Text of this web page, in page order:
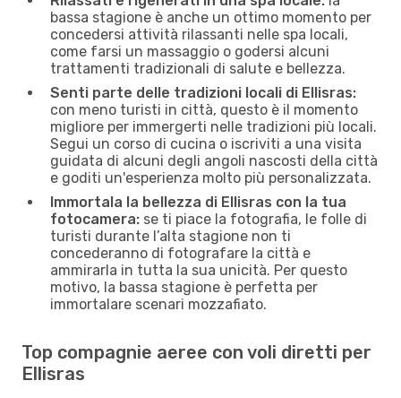
bassa stagione è anche un ottimo momento per
concedersi attività rilassanti nelle spa locali,
come farsi un massaggio o godersi alcuni
trattamenti tradizionali di salute e bellezza.
Senti parte delle tradizioni locali di Ellisras:
con meno turisti in città, questo è il momento
migliore per immergerti nelle tradizioni più locali.
Segui un corso di cucina o iscriviti a una visita
guidata di alcuni degli angoli nascosti della città
e goditi un'esperienza molto più personalizzata.
Immortala la bellezza di Ellisras con la tua
fotocamera: se ti piace la fotografia, le folle di
turisti durante l’alta stagione non ti
concederanno di fotografare la città e
ammirarla in tutta la sua unicità. Per questo
motivo, la bassa stagione è perfetta per
immortalare scenari mozzafiato.
Top compagnie aeree con voli diretti per
Ellisras